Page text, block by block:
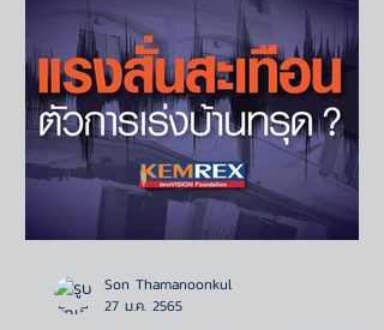
Son Thamanoonkul
27 ม.ค. 2565